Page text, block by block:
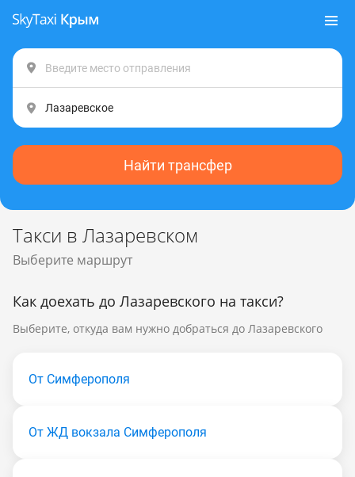
Найти трансфер
Такси в Лазаревском
Выберите маршрут
Как доехать до Лазаревского на такси?
Выберите, откуда вам нужно добраться до Лазаревского
От Симферополя
От ЖД вокзала Симферополя